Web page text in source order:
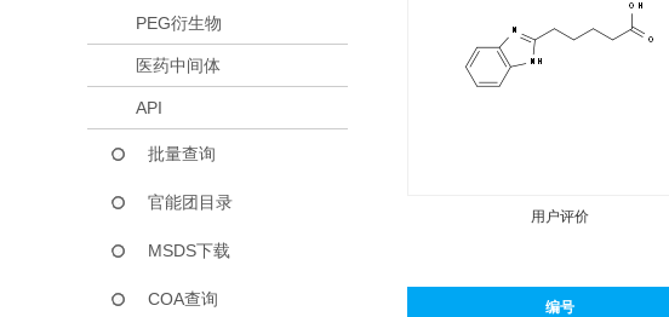
PEG衍生物
医药中间体
API
批量查询
官能团目录
MSDS下载
COA查询
用户评价
编号